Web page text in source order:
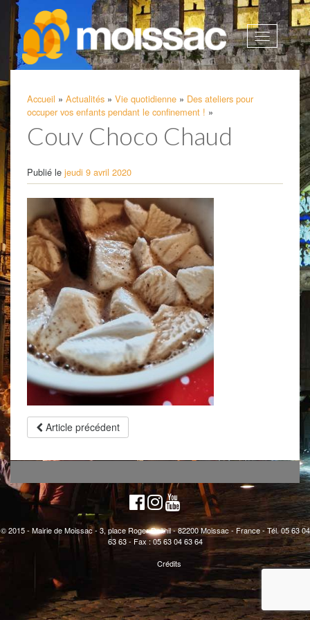
Afficher
la
Accueil » Actualités » Vie quotidienne » Des ateliers pour
occuper vos enfants pendant le confinement ! »
Couv Choco Chaud
Publié le jeudi 9 avril 2020
Article précédent
© 2015 - Mairie de Moissac - 3, place Roger Delthil - 82200 Moissac - France - Tél. 05 63 04
63 63 - Fax : 05 63 04 63 64
Crédits